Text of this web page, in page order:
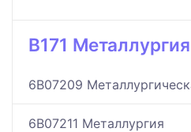
B171 Металлургия
6B07209
6B07211 Металлургия